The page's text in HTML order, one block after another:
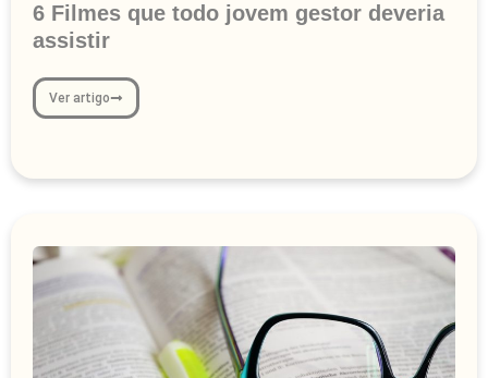
6 Filmes que todo jovem gestor deveria
assistir
Ver artigo